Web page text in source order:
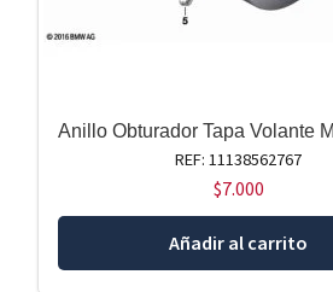
Anillo Obturador Tapa Volante
REF: 11138562767
$7.000
Añadir al carrito